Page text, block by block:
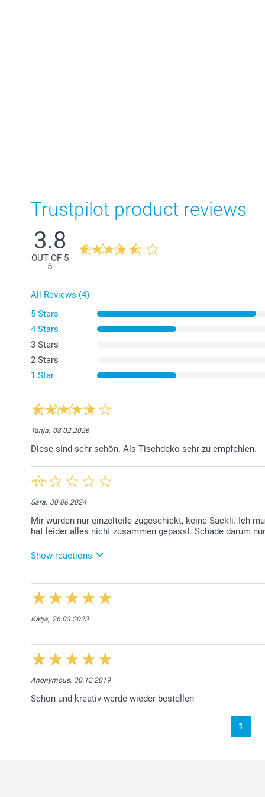
Trustpilot product reviews
3.8
OUT OF 5
5
All Reviews (4)
5 Stars
4 Stars
3 Stars
2 Stars
1 Star
Tanja, 08.02.2026
Diese sind sehr schön. Als Tischdeko sehr zu empfehlen.
Sara, 30.06.2024
Mir wurden nur einzelteile zugeschickt, keine Säckli. Ich
hat leider alles nicht zusammen gepasst. Schade darum
Show reactions
04.07.2024
Liebe Kundin, es tut uns leid, dass Sie die bestellten
entschuldigen uns dafür. Wir liefern
einem Versäumnis Kenntnis erhalten. Leider sehen
Katja, 26.03.2023
Anonymous, 30.12.2019
Schön und kreativ werde wieder bestellen
1